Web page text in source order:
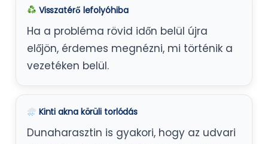
Visszatérő lefolyóhiba
Ha a probléma rövid időn belül újra
előjön, érdemes megnézni, mi történik a
vezetéken belül.
Kinti akna körüli torlódás
Dunaharasztin is gyakori, hogy az udvari